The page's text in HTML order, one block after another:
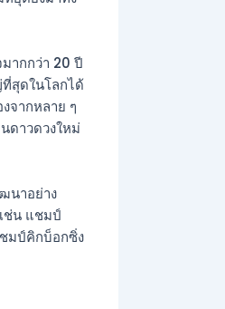
ากกว่า 20 ปี
สุดในโลกได้
จากหลาย ๆ
ดาวดวงใหม่
นาอย่าง
ช่น แชมป์
มป์คิกบ็อกซิ่ง